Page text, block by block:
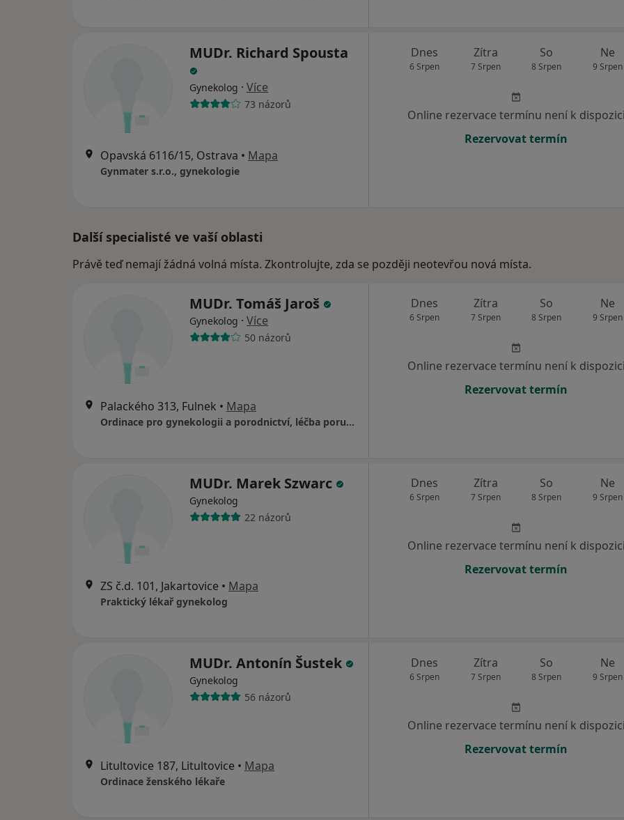
MUDr. Richard Spousta
Gynekolog · Více
73 názorů
Opavská 6116/15, Ostrava • Mapa
Gynmater s.r.o., gynekologie
Dnes
6 Srpen
Zítra
7 Srpen
So
8 Srpen
Ne
9 Srpen
Online rezervace termínu není k dispozici
Rezervovat termín
Další specialisté ve vaší oblasti
Právě teď nemají žádná volná místa. Zkontrolujte, zda se později neotevřou nová místa.
MUDr. Tomáš Jaroš
Gynekolog · Více
50 názorů
Palackého 313, Fulnek • Mapa
Ordinace pro gynekologii a porodnictví, léčba poruch plodnosti
Dnes
6 Srpen
Zítra
7 Srpen
So
8 Srpen
Ne
9 Srpen
Online rezervace termínu není k dispozici
Rezervovat termín
MUDr. Marek Szwarc
Gynekolog
22 názorů
ZS č.d. 101, Jakartovice • Mapa
Praktický lékař gynekolog
Dnes
6 Srpen
Zítra
7 Srpen
So
8 Srpen
Ne
9 Srpen
Online rezervace termínu není k dispozici
Rezervovat termín
MUDr. Antonín Šustek
Gynekolog
56 názorů
Litultovice 187, Litultovice • Mapa
Ordinace ženského lékaře
Dnes
6 Srpen
Zítra
7 Srpen
So
8 Srpen
Ne
9 Srpen
Online rezervace termínu není k dispozici
Rezervovat termín